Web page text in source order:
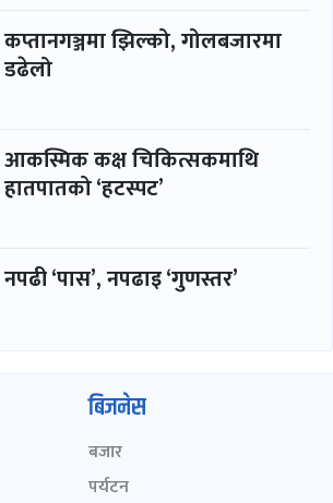
कप्तानगञ्जमा झिल्को, गोलबजारमा
डढेलो
आकस्मिक कक्ष चिकित्सकमाथि
हातपातको ‘हटस्पट’
नपढी ‘पास’, नपढाइ ‘गुणस्तर’
बिजनेस
बजार
पर्यटन